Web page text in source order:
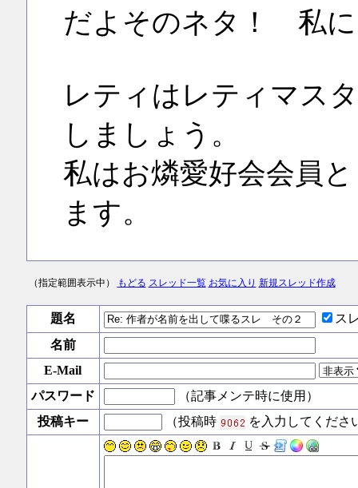
だよそのネタ！ 私
レティはレティマス
しましょう。
私はお燐愛好会会員
ます。
（指定範囲表示中） もどる スレッド一覧 お気に入り 新規スレッド作成
題名
ス
名前
E-Mail
パスワード
（記事メンテ時に使用）
投稿キー
（投稿時 を入力してくださ